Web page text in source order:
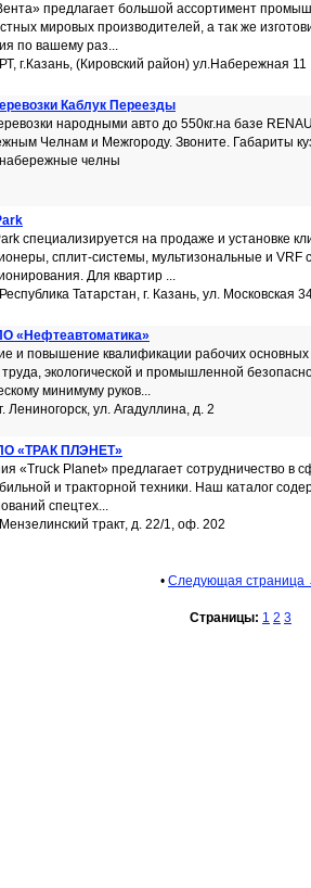
предлагает большой ассортимент
мировых производителей, а так же
по вашему раз...
г.Казань, (Кировский район) ул.Набережная 11
Каблук Переезды
народными авто до 550кг.на базе
Челнам и Межгороду. Звоните. Габариты
челны
специализируется на продаже и установке
сплит-системы, мультизональные и VRF
Для квартир ...
Татарстан, г. Казань, ул. Московская
«Нефтеавтоматика»
и повышение квалификации рабочих
экологической и промышленной
минимуму руков...
Лениногорск, ул. Агадуллина, д. 2
«ТРАК ПЛЭНЕТ»
«Truck Planet» предлагает сотрудничество в
и тракторной техники. Наш каталог
спецтех...
тракт, д. 22/1, оф. 202
• Следующая страница
Страницы: 1 2 3